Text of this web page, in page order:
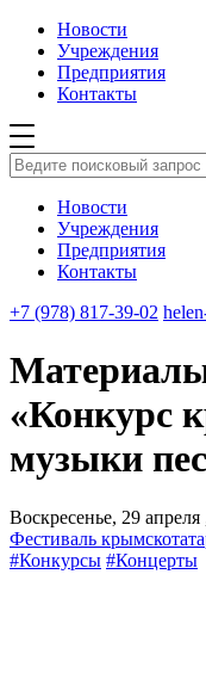
Новости
Учреждения
Предприятия
Контакты
Новости
Учреждения
Предприятия
Контакты
+7 (978) 817-39-02
«Конкурс
музыки
Воскресенье, 29 апреля
Фестиваль
#Конкурсы #Концерты